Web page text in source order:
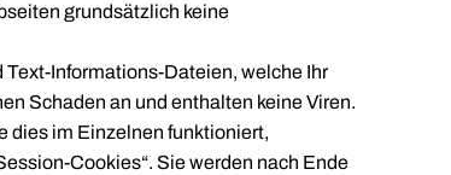
grundsätzlich keine
Informations-Dateien, welche Ihr
Schaden an und enthalten keine Viren.
dies im Einzelnen funktioniert,
Cookies“. Sie werden nach Ende